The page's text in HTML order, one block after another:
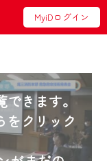
MyiDログイン
できます。
をクリック